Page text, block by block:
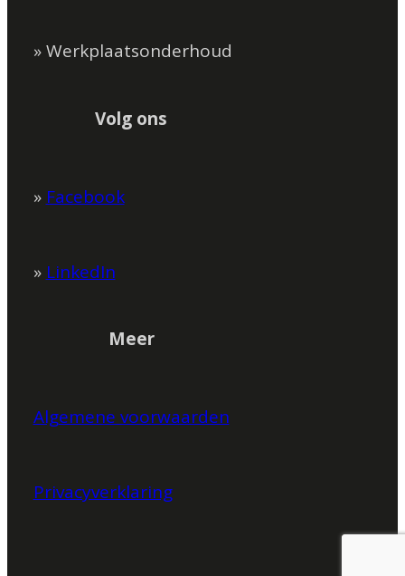
» Werkplaatsonderhoud
Volg ons
» Facebook
» LinkedIn
Meer
Algemene voorwaarden
Privacyverklaring